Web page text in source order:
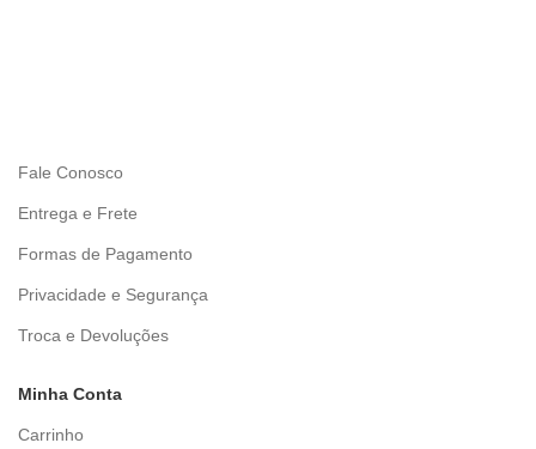
Fale Conosco
Entrega e Frete
Formas de Pagamento
Privacidade e Segurança
Troca e Devoluções
Minha Conta
Carrinho